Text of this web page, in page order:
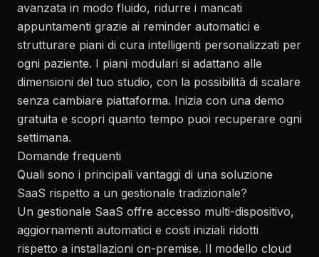
avanzata in modo fluido, ridurre i mancati
appuntamenti grazie ai reminder automatici e
strutturare piani di cura intelligenti personalizzati per
ogni paziente. I piani modulari si adattano alle
dimensioni del tuo studio, con la possibilità di scalare
senza cambiare piattaforma. Inizia con una demo
gratuita e scopri quanto tempo puoi recuperare ogni
settimana.
Domande frequenti
Quali sono i principali vantaggi di una soluzione
SaaS rispetto a un gestionale tradizionale?
Un gestionale SaaS offre accesso multi-dispositivo,
aggiornamenti automatici e costi iniziali ridotti
rispetto a installazioni on-premise. Il modello cloud